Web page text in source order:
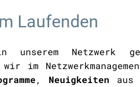
Laufenden
unserem Netzwerk
im
, Neuigkeiten aus